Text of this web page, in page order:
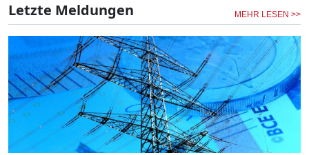
Letzte Meldungen MEHR LESEN >>